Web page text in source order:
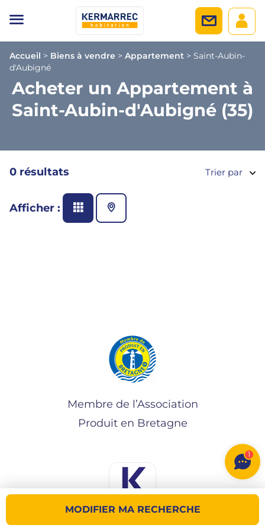
Accueil > Biens à vendre > Appartement > Saint-Aubin-
d'Aubigné
Acheter un Appartement à
Saint-Aubin-d'Aubigné (35)
MODIFIER MA RECHERCHE
0 résultats Trier par
Afficher :
Membre de l’Association
Produit en Bretagne
1